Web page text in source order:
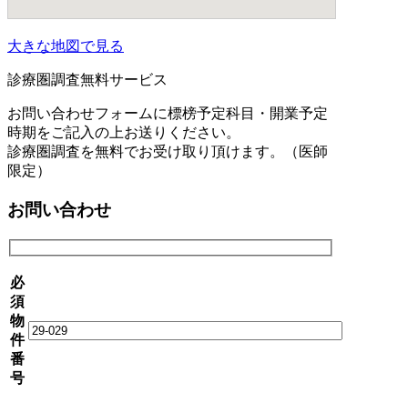
大きな地図で見る
診療圏調査無料サービス
お問い合わせフォームに標榜予定科目・開業予定
時期をご記入の上お送りください。
診療圏調査を無料でお受け取り頂けます。（医師
限定）
お問い合わせ
必
須
物
件
番
号